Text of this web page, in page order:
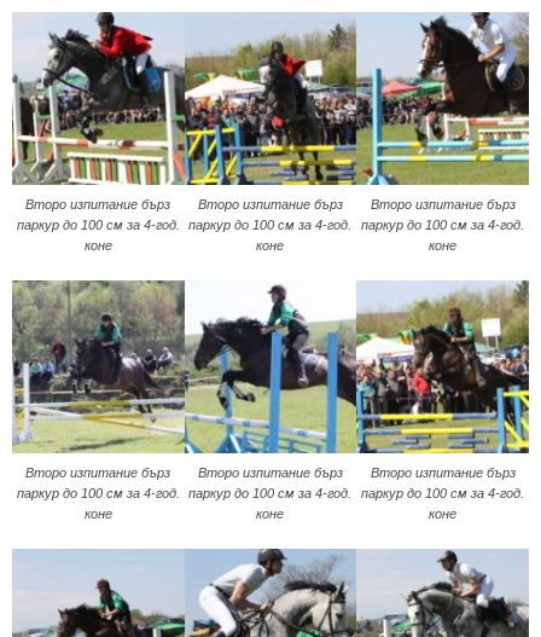
Второ изпитание бърз
паркур до 100 см за 4-год.
коне
Второ изпитание бърз
паркур до 100 см за 4-год.
коне
Второ изпитание бърз
паркур до 100 см за 4-год.
коне
Второ изпитание бърз
паркур до 100 см за 4-год.
коне
Второ изпитание бърз
паркур до 100 см за 4-год.
коне
Второ изпитание бърз
паркур до 100 см за 4-год.
коне